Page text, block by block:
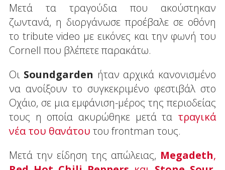
Μετά τα τραγούδια που ακούστηκαν
ζωντανά, η διοργάνωσε προέβαλε σε οθόνη
το tribute video με εικόνες και την φωνή του
Cornell που βλέπετε παρακάτω.
Οι Soundgarden ήταν αρχικά κανονισμένο
να ανοίξουν το συγκεκριμένο φεστιβάλ στο
Οχάιο, σε μια εμφάνιση-μέρος της περιοδείας
τους η οποία ακυρώθηκε μετά τα τραγικά
νέα του θανάτου του frontman τους.
Μετά την είδηση της απώλειας, Megadeth,